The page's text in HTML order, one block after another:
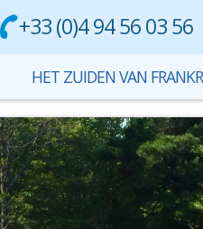
+33 (0)4 94 56 03 56
HET ZUIDEN VAN